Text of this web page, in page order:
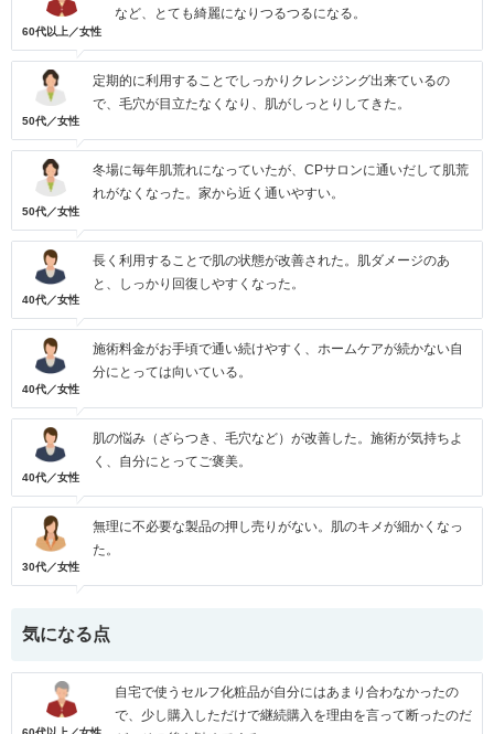
60代以上／女性
など、とても綺麗になりつるつるになる。
50代／女性
定期的に利用することでしっかりクレンジング出来ているの
で、毛穴が目立たなくなり、肌がしっとりしてきた。
50代／女性
冬場に毎年肌荒れになっていたが、CPサロンに通いだして肌荒
れがなくなった。家から近く通いやすい。
40代／女性
長く利用することで肌の状態が改善された。肌ダメージのあ
と、しっかり回復しやすくなった。
40代／女性
施術料金がお手頃で通い続けやすく、ホームケアが続かない自
分にとっては向いている。
40代／女性
肌の悩み（ざらつき、毛穴など）が改善した。施術が気持ちよ
く、自分にとってご褒美。
30代／女性
無理に不必要な製品の押し売りがない。肌のキメが細かくなっ
た。
気になる点
自宅で使うセルフ化粧品が自分にはあまり合わなかったの
で、少し購入しただけで継続購入を理由を言って断ったのだ